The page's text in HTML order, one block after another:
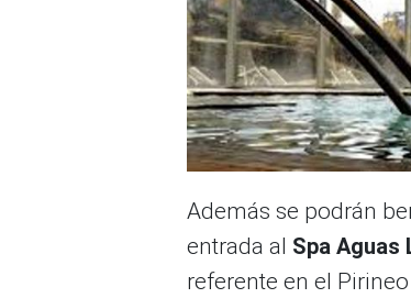
Además se podrán
entrada al Spa Aguas
referente en el